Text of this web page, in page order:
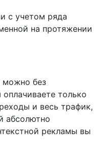
с учетом ряда
на протяжении
можно без
только
и весь трафик,
абсолютно
рекламы вы